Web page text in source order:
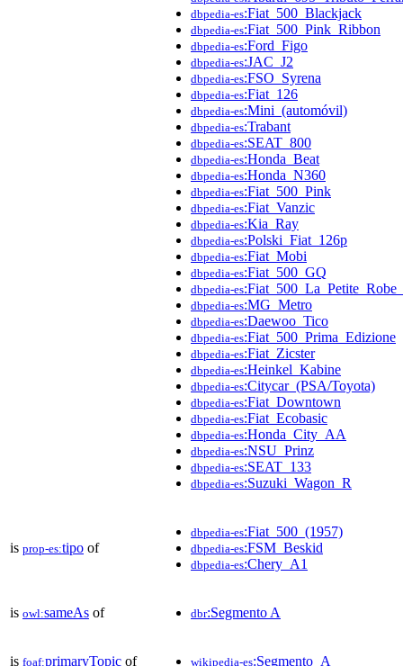
dbpedia-es:Fiat_500_Blackjack
dbpedia-es:Fiat_500_Pink_Ribbon
dbpedia-es:Ford_Figo
dbpedia-es:JAC_J2
dbpedia-es:FSO_Syrena
dbpedia-es:Fiat_126
dbpedia-es:Mini_(automóvil)
dbpedia-es:Trabant
dbpedia-es:SEAT_800
dbpedia-es:Honda_Beat
dbpedia-es:Honda_N360
dbpedia-es:Fiat_500_Pink
dbpedia-es:Fiat_Vanzic
dbpedia-es:Kia_Ray
dbpedia-es:Polski_Fiat_126p
dbpedia-es:Fiat_Mobi
dbpedia-es:Fiat_500_GQ
dbpedia-es
dbpedia-es:MG_Metro
dbpedia-es:Daewoo_Tico
dbpedia-es:Fiat_500_Prima_Edizione
dbpedia-es:Fiat_Zicster
dbpedia-es:Heinkel_Kabine
dbpedia-es:Citycar_(PSA/Toyota)
dbpedia-es:Fiat_Downtown
dbpedia-es:Fiat_Ecobasic
dbpedia-es:Honda_City_AA
dbpedia-es:NSU_Prinz
dbpedia-es:SEAT_133
dbpedia-es:Suzuki_Wagon_R
is prop-es:tipo of
dbpedia-es:Fiat_500_(1957)
dbpedia-es:FSM_Beskid
dbpedia-es:Chery_A1
is owl:sameAs of dbr:Segmento A
is foaf:primaryTopic of wikipedia-es:Segmento_A